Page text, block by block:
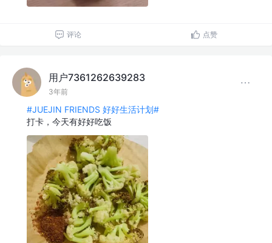
评论 点赞
用户7361262639283
3年前
#JUEJIN FRIENDS 好好生活计划#
打卡，今天有好好吃饭